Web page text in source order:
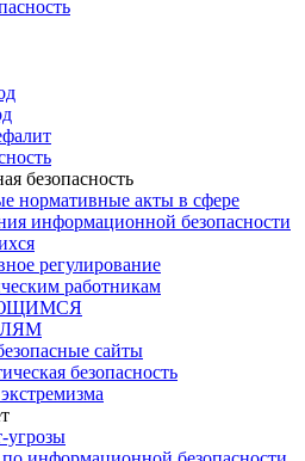
безопасность
нормативные акты в сфере
информационной безопасности
регулирование
работникам
сайты
безопасность
угрозы